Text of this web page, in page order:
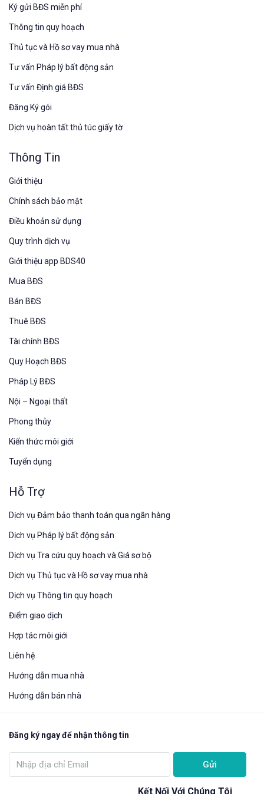
Ký gửi BĐS miễn phí
Thông tin quy hoạch
Thủ tục và Hồ sơ vay mua nhà
Tư vấn Pháp lý bất động sản
Tư vấn Định giá BĐS
Đăng Ký gói
Dịch vụ hoàn tất thủ túc giấy tờ
Thông Tin
Giới thiệu
Chính sách bảo mật
Điều khoản sử dụng
Quy trình dịch vụ
Giới thiệu app BDS40
Mua BĐS
Bán BĐS
Thuê BĐS
Tài chính BĐS
Quy Hoạch BĐS
Pháp Lý BĐS
Nội – Ngoại thất
Phong thủy
Kiến thức môi giới
Tuyển dụng
Hỗ Trợ
Dịch vụ Đảm bảo thanh toán qua ngân hàng
Dịch vụ Pháp lý bất động sản
Dịch vụ Tra cứu quy hoạch và Giá sơ bộ
Dịch vụ Thủ tục và Hồ sơ vay mua nhà
Dịch vụ Thông tin quy hoạch
Điểm giao dịch
Hợp tác môi giới
Liên hệ
Hướng dẫn mua nhà​
Hướng dẫn bán nhà
Đăng ký ngay để nhận thông tin
Gửi
Kết Nối Với Chúng Tôi